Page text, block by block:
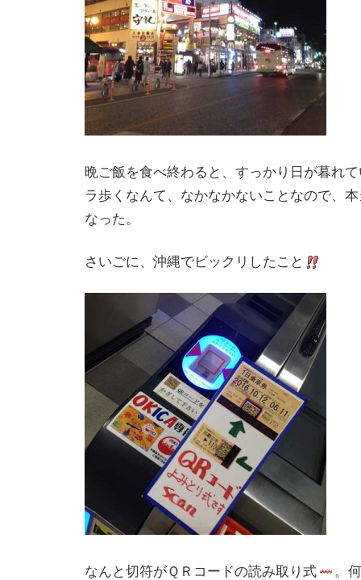
晩ご飯を食べ終わると、すっかり日が暮れ
ラ歩くなんて、なかなかないことなので、
なった。
さいごに、沖縄でビックリしたこと
なんと切符がＱＲコードの読み取り式
。